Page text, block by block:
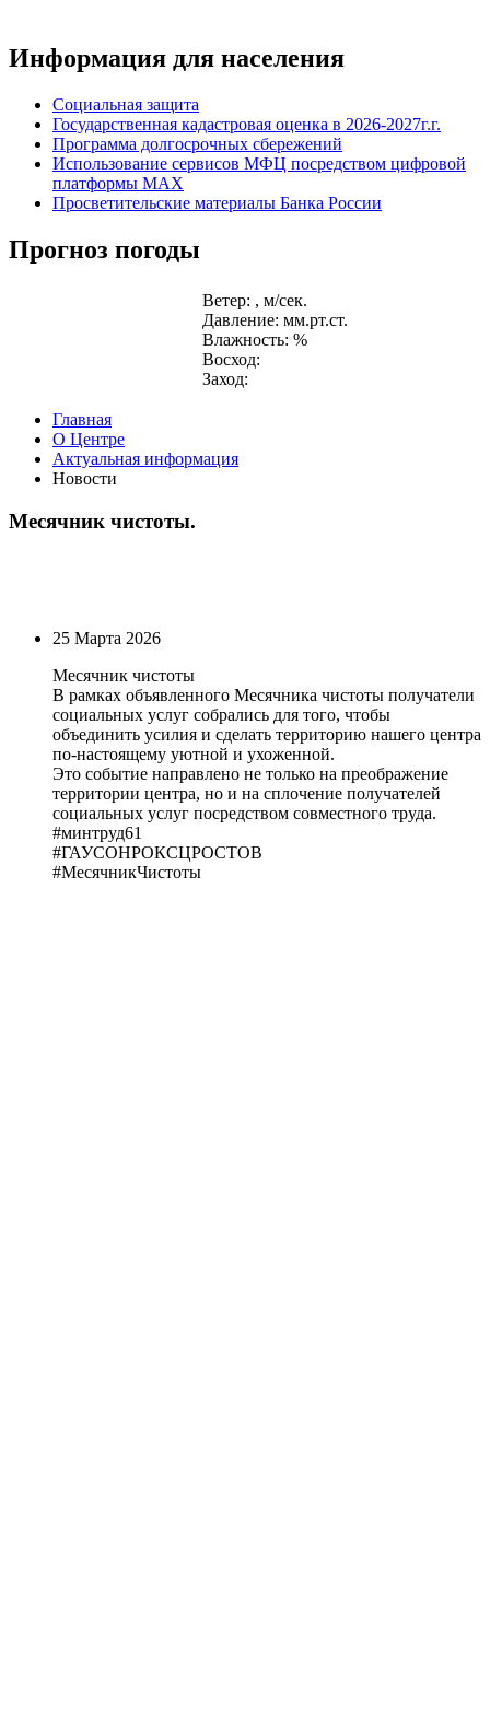
Информация для населения
Социальная защита
Государственная кадастровая оценка в 2026-2027г.г.
Программа долгосрочных сбережений
Использование сервисов МФЦ посредством цифровой
платформы MAX
Просветительские материалы Банка России
Прогноз погоды
Ветер: , м/сек.
Давление: мм.рт.ст.
Влажность: %
Восход:
Заход:
Главная
О Центре
Актуальная информация
Новости
Месячник чистоты.
25 Марта 2026
Месячник чистоты
В рамках объявленного Месячника чистоты получатели
социальных услуг собрались для того, чтобы
объединить усилия и сделать территорию нашего центра
по-настоящему уютной и ухоженной.
Это событие направлено не только на преображение
территории центра, но и на сплочение получателей
социальных услуг посредством совместного труда.
#минтруд61
#ГАУСОНРОКСЦРОСТОВ
#МесячникЧистоты